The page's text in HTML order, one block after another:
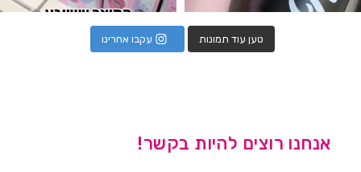
טען עוד תמונות עקבו אחרינו
אנחנו רוצים להיות בקשר!